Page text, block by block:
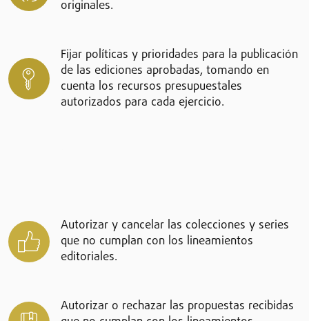
originales.
Fijar políticas y prioridades para la publicación
de las ediciones aprobadas, tomando en
cuenta los recursos presupuestales
autorizados para cada ejercicio.
Autorizar y cancelar las colecciones y series
que no cumplan con los lineamientos
editoriales.
Autorizar o rechazar las propuestas recibidas